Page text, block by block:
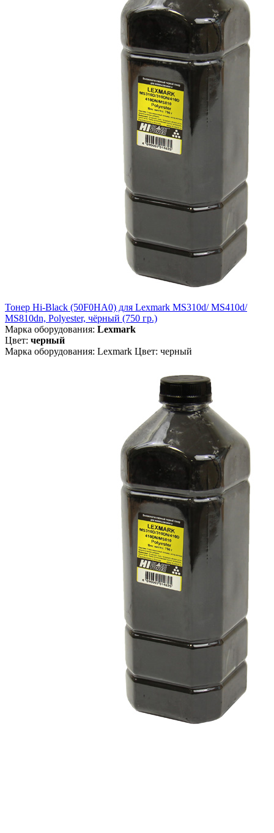
Тонер Hi-Black (50F0HA0) для Lexmark MS310d/ MS410d/
MS810dn, Polyester, чёрный (750 гр.)
Марка оборудования: Lexmark
Цвет: черный
Марка оборудования: Lexmark Цвет: черный